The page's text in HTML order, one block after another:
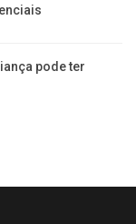
pode ter